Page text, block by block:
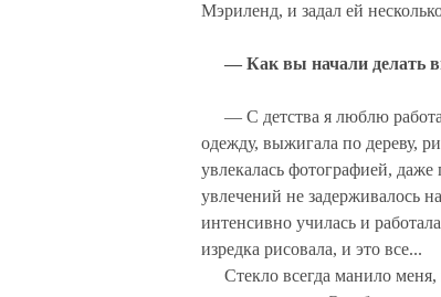
Мэриленд, и задал ей
— Как вы начали делать
— С детства я люблю
одежду, выжигала по дереву,
увлекалась фотографией,
увлечений не задерживалось
интенсивно училась и
изредка рисовала, и это все...
Стекло всегда манило